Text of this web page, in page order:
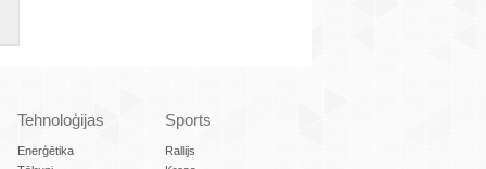
Tehnoloģijas
Enerģētika
Sports
Rallijs